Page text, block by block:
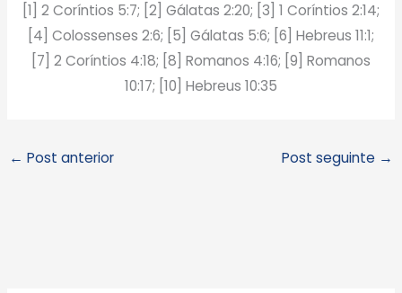
[1] 2 Coríntios 5:7; [2] Gálatas 2:20; [3] 1 Coríntios 2:14;
[4] Colossenses 2:6; [5] Gálatas 5:6; [6] Hebreus 11:1;
[7] 2 Coríntios 4:18; [8] Romanos 4:16; [9] Romanos
10:17; [10] Hebreus 10:35
← Post anterior Post seguinte →